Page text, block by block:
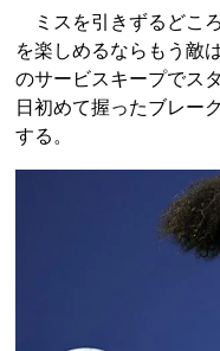
ミスを引きずるどこ
を楽しめるならもう敵
のサービスキープでス
日初めて握ったブレー
する。